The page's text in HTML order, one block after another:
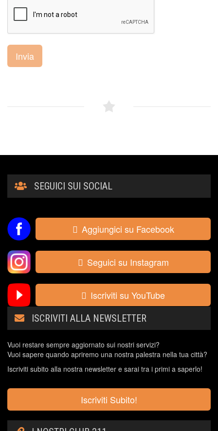
Invia
SEGUICI SUI SOCIAL
Aggiungici su Facebook
Seguici su Instagram
Iscriviti su YouTube
ISCRIVITI ALLA NEWSLETTER
Vuoi restare sempre aggiornato sui nostri servizi?
Vuoi sapere quando apriremo una nostra palestra nella tua città?
Iscriviti subito alla nostra newsletter e sarai tra i primi a saperlo!
Iscriviti Subito!